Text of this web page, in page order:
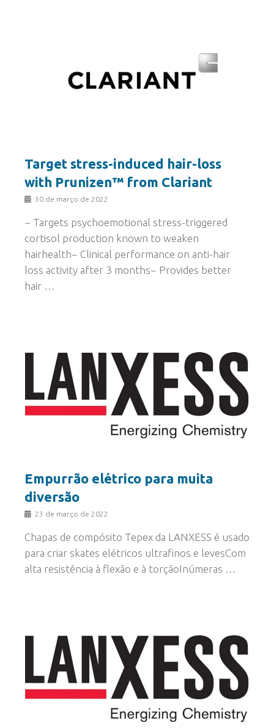
Target stress-induced hair-loss
with Prunizen™ from Clariant
30 de março de 2022
− Targets psychoemotional stress-triggered
cortisol production known to weaken
hairhealth− Clinical performance on anti-hair
loss activity after 3 months− Provides better
hair …
Empurrão elétrico para muita
diversão
23 de março de 2022
Chapas de compósito Tepex da LANXESS é usado
para criar skates elétricos ultrafinos e levesCom
alta resistência à flexão e à torçãoInúmeras …